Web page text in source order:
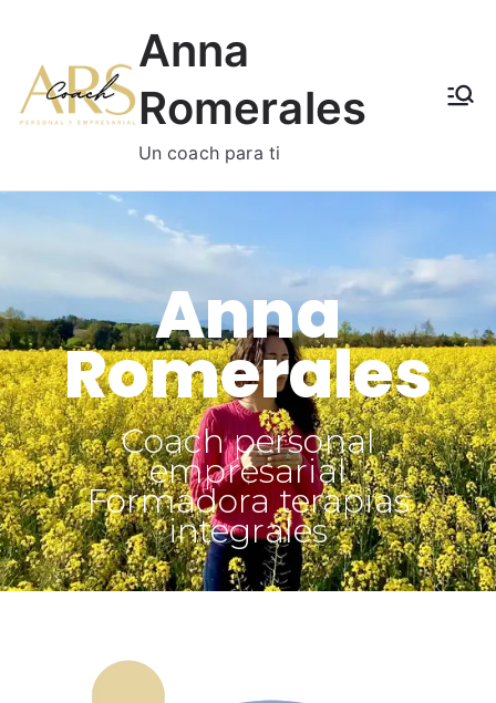
Anna
Romerales
Un coach para ti
Anna
Romerales
Coach personal
empresarial
Formadora terapias
integrales